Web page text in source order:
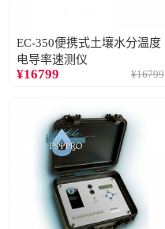
EC-350便携式土壤水分温度
电导率速测仪
¥16799 ¥16799